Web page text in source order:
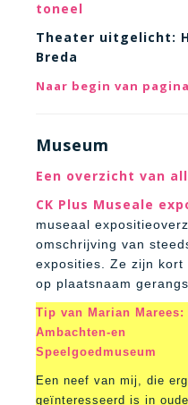
toneel
Theater uitgelicht:
Breda
Naar begin van pagina
Museum
Een overzicht van
CK Plus Museale
museaal
omschrijving van
exposities. Ze zijn kort
op plaatsnaam
Tip van Marian Marees:
Ambachten-en
Speelgoedmuseum
Een neef van mij, die erg
geïnteresseerd is in oude